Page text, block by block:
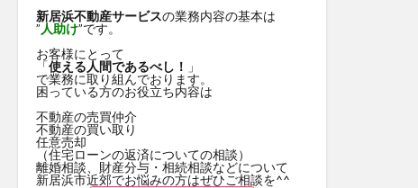
新居浜不動産サービスの業務内容の基本は
” 人助け”です。
お客様にとって
「使える人間であるべし！ 」
で業務に取り組んでおります。
困っている方のお役立ち内容は
不動産の売買仲介
不動産の買い取り
任意売却
（住宅ローンの返済についての相談）
離婚相談、財産分与・相続相談などについて
新居浜市近郊でお悩みの方はぜひご相談を^^